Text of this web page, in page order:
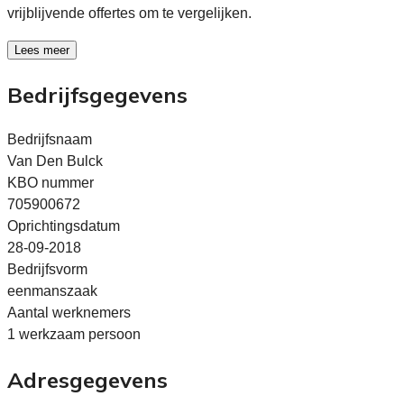
vrijblijvende offertes om te vergelijken.
Lees meer
Bedrijfsgegevens
Bedrijfsnaam
Van Den Bulck
KBO nummer
705900672
Oprichtingsdatum
28-09-2018
Bedrijfsvorm
eenmanszaak
Aantal werknemers
1 werkzaam persoon
Adresgegevens